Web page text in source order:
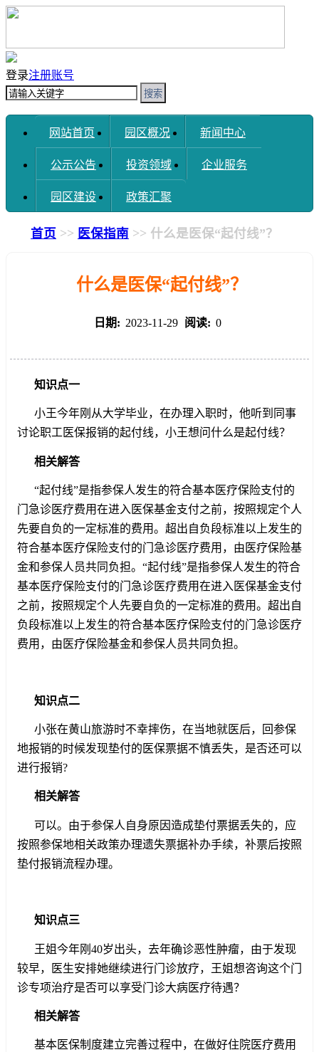
登录注册账号
搜索
网站首页 园区概况 新闻中心
公示公告 投资领域 企业服务
园区建设 政策汇聚
首页 >> 医保指南 >> 什么是医保“起付线”？
什么是医保“起付线”？
日期: 2023-11-29 阅读: 0
知识点一
小王今年刚从大学毕业，在办理入职时，他听到同事
讨论职工医保报销的起付线，小王想问什么是起付线？
相关解答
“起付线”是指参保人发生的符合基本医疗保险支付的
门急诊医疗费用在进入医保基金支付之前，按照规定个人
先要自负的一定标准的费用。超出自负段标准以上发生的
符合基本医疗保险支付的门急诊医疗费用，由医疗保险基
金和参保人员共同负担。“起付线”是指参保人发生的符合
基本医疗保险支付的门急诊医疗费用在进入医保基金支付
之前，按照规定个人先要自负的一定标准的费用。超出自
负段标准以上发生的符合基本医疗保险支付的门急诊医疗
费用，由医疗保险基金和参保人员共同负担。
知识点二
小张在黄山旅游时不幸摔伤，在当地就医后，回参保
地报销的时候发现垫付的医保票据不慎丢失，是否还可以
进行报销?
相关解答
可以。由于参保人自身原因造成垫付票据丢失的，应
按照参保地相关政策办理遗失票据补办手续，补票后按照
垫付报销流程办理。
知识点三
王姐今年刚40岁出头，去年确诊恶性肿瘤，由于发现
较早，医生安排她继续进行门诊放疗，王姐想咨询这个门
诊专项治疗是否可以享受门诊大病医疗待遇？
相关解答
基本医保制度建立完善过程中，在做好住院医疗费用